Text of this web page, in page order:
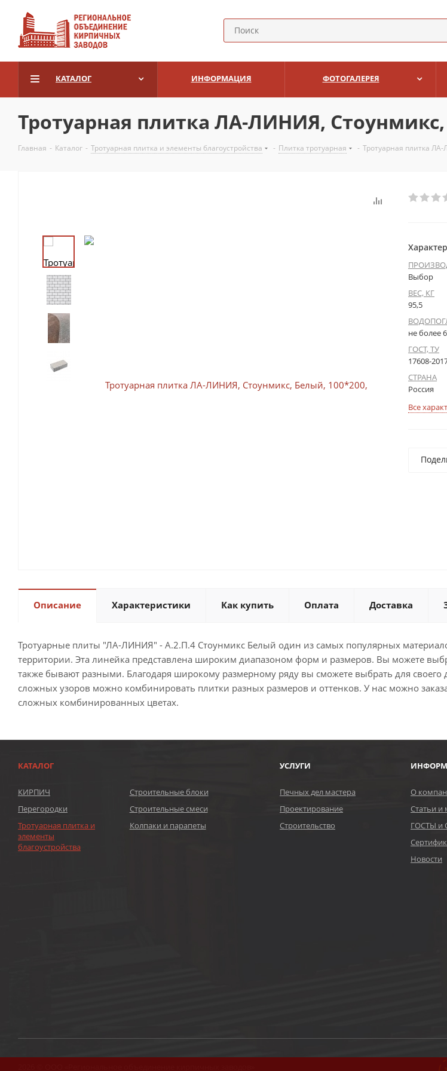
КАТАЛОГ ИНФОРМАЦИЯ ФОТОГАЛЕРЕЯ
Тротуарная плитка ЛА-ЛИНИЯ,
Главная - Каталог - Тротуарная плитка и элементы благоустройства - Плитка тротуарная - Тротуарная плитка
Выбор
ВЕС, КГ
95,5
не более
ГОСТ, ТУ
17608-
СТРАНА
Россия
Все
Описание Характеристики Как купить Оплата Доставка
Тротуарные плиты "ЛА-ЛИНИЯ" - А.2.П.4 Стоунмикс Белый один из самых популярных
территории. Эта линейка представлена широким диапазоном форм и размеров. Вы можете
также бывают разными. Благодаря широкому размерному ряду вы сможете выбрать для
сложных узоров можно комбинировать плитки разных размеров и оттенков. У нас можно
сложных комбинированных цветах.
КАТАЛОГ
КИРПИЧ
Строительные блоки
Перегородки
Строительные смеси
Тротуарная плитка и
элементы
благоустройства
Колпаки и парапеты
УСЛУГИ
Печных дел мастера
Проектирование
Строительство
О
Статьи и
ГОСТЫ и
Новости